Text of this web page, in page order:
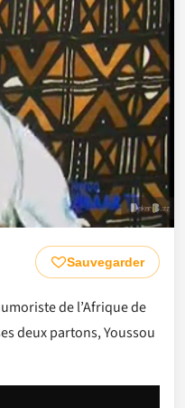
Sauvegarder
de l’Afrique de
deux partons, Youssou